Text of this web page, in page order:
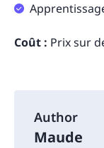
Coût : Prix sur
Author
Maude